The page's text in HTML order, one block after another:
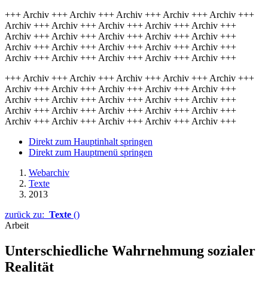
+++ Archiv +++ Archiv +++ Archiv +++ Archiv +++ Archiv +++
Archiv +++ Archiv +++ Archiv +++ Archiv +++ Archiv +++
Archiv +++ Archiv +++ Archiv +++ Archiv +++ Archiv +++
Archiv +++ Archiv +++ Archiv +++ Archiv +++ Archiv +++
Archiv +++ Archiv +++ Archiv +++ Archiv +++ Archiv +++
+++ Archiv +++ Archiv +++ Archiv +++ Archiv +++ Archiv +++
Archiv +++ Archiv +++ Archiv +++ Archiv +++ Archiv +++
Archiv +++ Archiv +++ Archiv +++ Archiv +++ Archiv +++
Archiv +++ Archiv +++ Archiv +++ Archiv +++ Archiv +++
Archiv +++ Archiv +++ Archiv +++ Archiv +++ Archiv +++
Direkt zum Hauptinhalt springen
Direkt zum Hauptmenü springen
Webarchiv
Texte
2013
zurück zu: Texte ()
Arbeit
Unterschiedliche Wahrnehmung sozialer
Realität